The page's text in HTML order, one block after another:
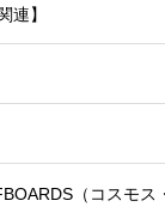
連】
（コスモス